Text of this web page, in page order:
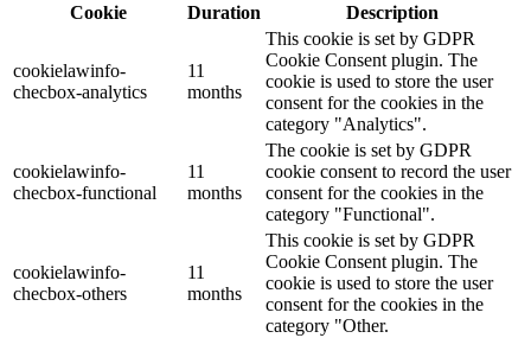
Cookie
Duration Description
cookielawinfo-
checbox-analytics
11
months
This cookie is set by GDPR
Cookie Consent plugin. The
cookie is used to store the user
consent for the cookies in the
category "Analytics".
cookielawinfo-
checbox-functional
11
months
The cookie is set by GDPR
cookie consent to record the user
consent for the cookies in the
category "Functional".
cookielawinfo-
checbox-others
11
months
This cookie is set by GDPR
Cookie Consent plugin. The
cookie is used to store the user
consent for the cookies in the
category "Other.